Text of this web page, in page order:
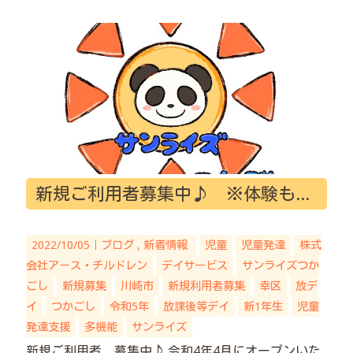
新規ご利用者募集中♪ ※体験も無料です
2022/10/05｜ ブログ 新着情報 児童 児童発達
株式
会社アース・チルドレン
デイサービス
サンライズつか
ごし
新規募集 川崎市 新規利用者募集 幸区
放デ
イ
つかごし 令和5年 放課後等デイ 新1年生
児童
発達支援
多機能 サンライズ